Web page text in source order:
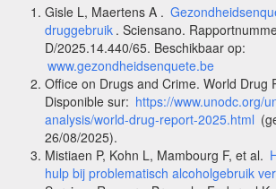
Gisle L, Maertens A .
druggebruik . Sciensano.
D/2025.14.440/65. Beschikbaar op:
www.gezondheidsenquete.be
Office on Drugs and Crime. World Drug
Disponible sur: https://www.unodc.org/
analysis/world-drug-report-2025.html
26/08/2025).
Mistiaen P, Kohn L, Mambourg F, et al.
hulp bij problematisch alcoholgebruik